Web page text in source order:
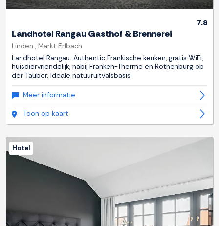
7.8
Landhotel Rangau Gasthof & Brennerei
Linden , Markt Erlbach
Landhotel Rangau: Authentic Frankische keuken, gratis WiFi,
huisdiervriendelijk, nabij Franken-Therme en Rothenburg ob
der Tauber. Ideale natuuruitvalsbasis!
Meer informatie
Toon op kaart
Hotel